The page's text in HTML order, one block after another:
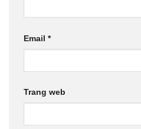
Email *
Trang web